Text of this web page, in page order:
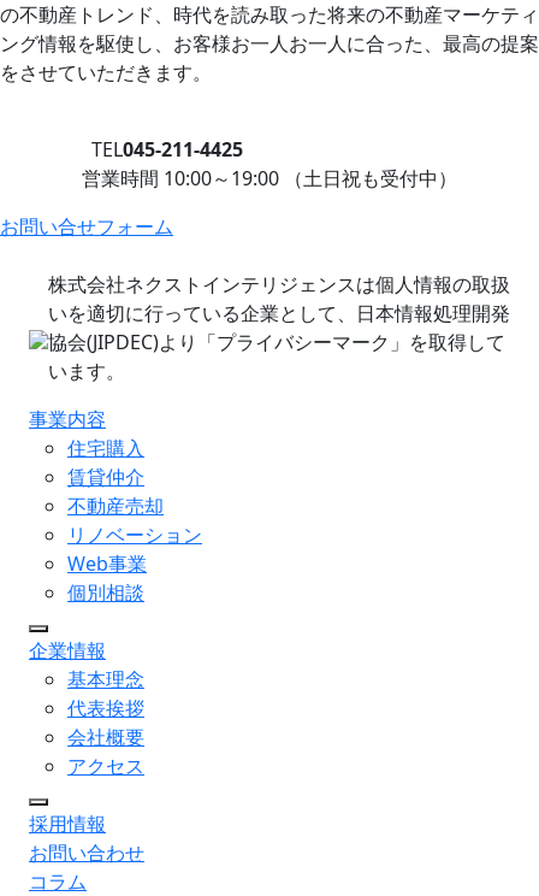
の不動産トレンド、時代を読み取った将来の不動産マーケティ
ング情報を駆使し、お客様お一人お一人に合った、最高の提案
をさせていただきます。
TEL045-211-4425
営業時間 10:00～19:00 （土日祝も受付中）
お問い合せフォーム
株式会社ネクストインテリジェンスは個人情報の取扱
いを適切に行っている企業として、日本情報処理開発
協会(JIPDEC)より「プライバシーマーク」を取得して
います。
事業内容
住宅購入
賃貸仲介
不動産売却
リノベーション
Web事業
個別相談
企業情報
基本理念
代表挨拶
会社概要
アクセス
採用情報
お問い合わせ
コラム